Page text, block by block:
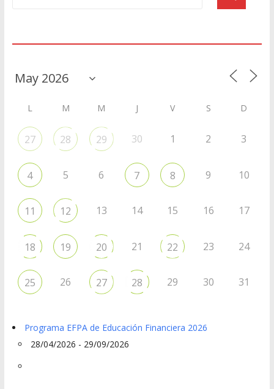
L M M J V S D
27 28 29 30 1 2 3
4 5 6 7 8 9 10
11 12 13 14 15 16 17
18 19 20 21 22 23 24
25 26 27 28 29 30 31
Programa EFPA de Educación Financiera 2026
28/04/2026 - 29/09/2026